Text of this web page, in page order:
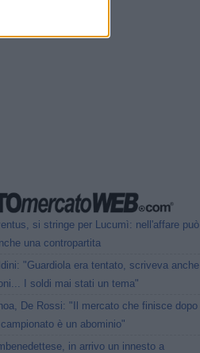
si stringe per Lucumì: nell'affare può
una contropartita
"Guardiola era tentato, scriveva anche
I soldi mai stati un tema"
De Rossi: "Il mercato che finisce dopo
campionato è un abominio"
in arrivo un innesto a